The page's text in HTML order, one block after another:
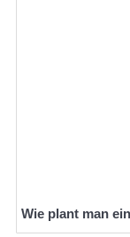
Wie plant man